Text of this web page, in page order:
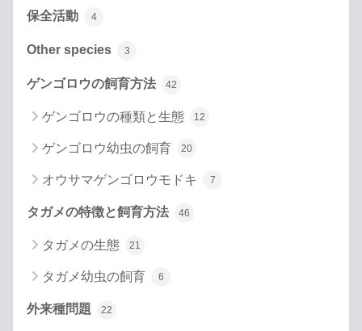
保全活動 4
Other species 3
ゲンゴロウの飼育方法 42
ゲンゴロウの種類と生態 12
ゲンゴロウ幼虫の飼育 20
オウサマゲンゴロウモドキ 7
タガメの特徴と飼育方法 46
タガメの生態 21
タガメ幼虫の飼育 6
外来種問題 22